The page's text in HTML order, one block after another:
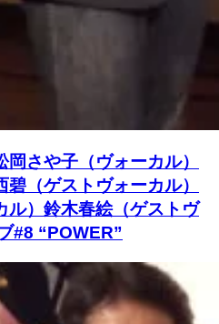
さや子（ヴォーカル）
（ゲストヴォーカル）
ル）鈴木春絵（ゲストヴ
#8 “POWER”